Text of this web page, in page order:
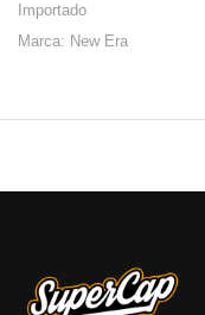
Importado
Marca: New Era